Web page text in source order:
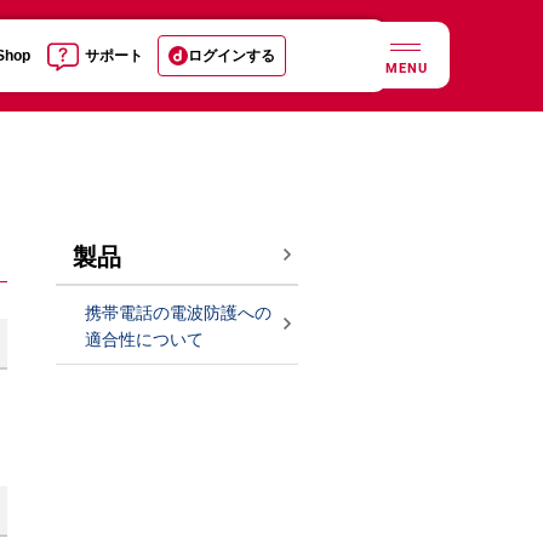
サポート ログインする
MENU
製品
携帯電話の電波防護への
適合性について